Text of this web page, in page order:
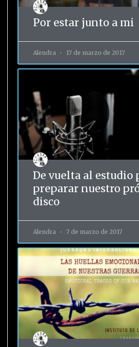
Por estar junto a mi
Alendra 17 de marzo de 2017
De vuelta al estudio
preparar nuestro
disco
Alendra 7 de marzo de 2017